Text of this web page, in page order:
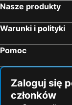
Nasze produkty
Warunki i polityki
Pomoc
Zaloguj się
członków